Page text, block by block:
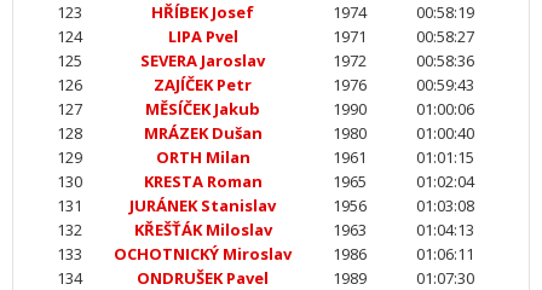
123
HŘÍBEK Josef 1974
00:58:19
124
LIPA Pvel 1971
00:58:27
125
SEVERA Jaroslav 1972
00:58:36
126
ZAJÍČEK Petr 1976
00:59:43
127
MĚSÍČEK Jakub 1990
01:00:06
128
MRÁZEK Dušan 1980
01:00:40
129
ORTH Milan 1961
01:01:15
130
KRESTA Roman 1965
01:02:04
131
JURÁNEK Stanislav 1956
01:03:08
132
KŘEŠŤÁK Miloslav 1963
01:04:13
133
OCHOTNICKÝ Miroslav 1986
01:06:11
134
ONDRUŠEK Pavel 1989
01:07:30